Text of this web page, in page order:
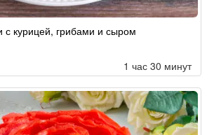
с курицей, грибами и сыром
1 час 30 минут